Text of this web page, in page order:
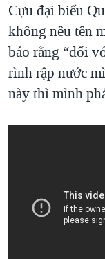
Cựu đại biểu
không nêu tên
báo rằng “đối
rình rập nước
này thì mình